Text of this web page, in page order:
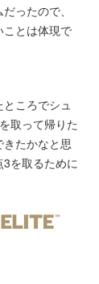
ったので、
とは体現で
ころでシュ
取って帰りた
たかなと思
を取るために